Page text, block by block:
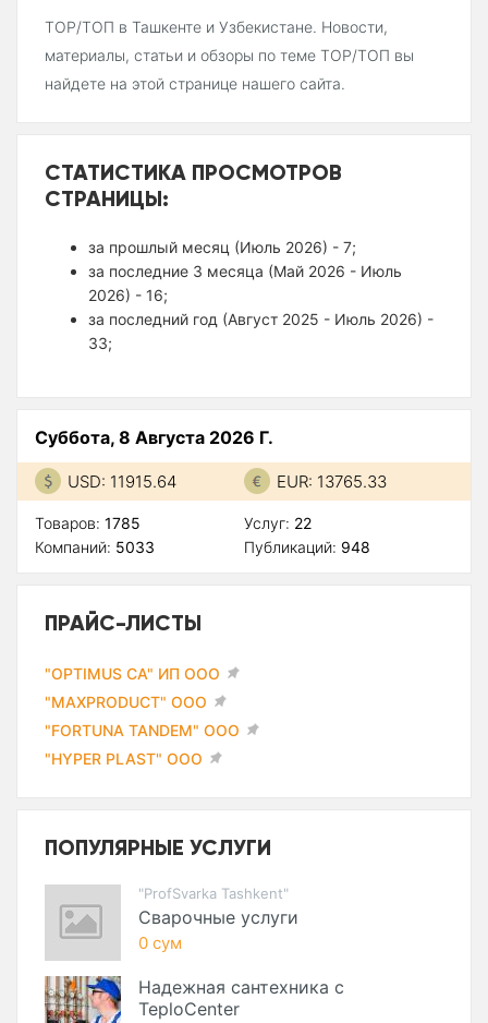
TOP/ТОП в Ташкенте и Узбекистане. Новости,
материалы, статьи и обзоры по теме TOP/ТОП вы
найдете на этой странице нашего сайта.
СТАТИСТИКА ПРОСМОТРОВ
СТРАНИЦЫ:
за прошлый месяц (Июль 2026) - 7;
за последние 3 месяца (Май 2026 - Июль
2026) - 16;
за последний год (Август 2025 - Июль 2026) -
33;
Суббота, 8 Августа 2026 Г.
USD: 11915.64 EUR: 13765.33
Товаров: 1785
Компаний: 5033
Услуг: 22
Публикаций: 948
ПРАЙС-ЛИСТЫ
"OPTIMUS CA" ИП ООО
"MAXPRODUCT" ООО
"FORTUNA TANDEM" ООО
"HYPER PLAST" ООО
ПОПУЛЯРНЫЕ УСЛУГИ
"ProfSvarka Tashkent"
Сварочные услуги
0 сум
Надежная сантехника с
TeploCenter